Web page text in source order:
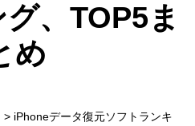
グ、TOP5ま
め
> iPhoneデータ復元ソフトランキ